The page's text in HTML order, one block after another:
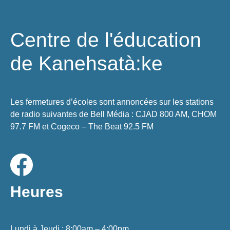
Centre de l'éducation
de Kanehsatà:ke
Les fermetures d’écoles sont annoncées sur les stations
de radio suivantes de Bell Média : CJAD 800 AM, CHOM
97.7 FM et Cogeco – The Beat 92.5 FM
Heures